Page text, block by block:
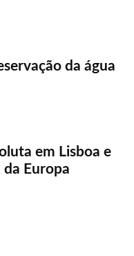
da água
em Lisboa e
da Europa